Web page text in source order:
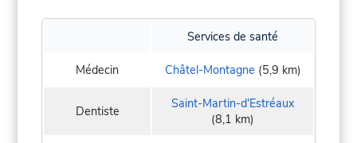
Services de santé
Médecin Châtel-Montagne (5,9 km)
Dentiste
Saint-Martin-d'Estréaux
(8,1 km)